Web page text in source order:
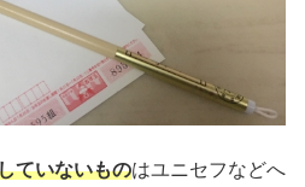
ていないものはユニセフなどへ